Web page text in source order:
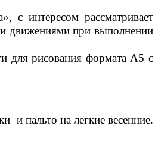
с интересом рассматривает
движениями при выполнении
для рисования формата А5 с
и пальто на легкие весенние.